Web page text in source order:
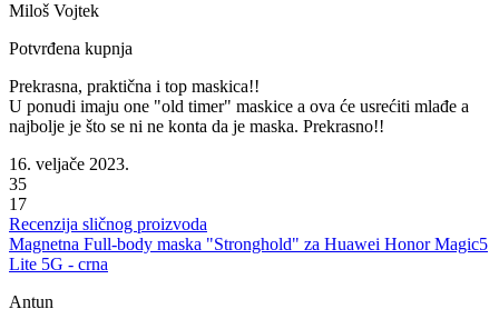
Miloš Vojtek
Potvrđena kupnja
Prekrasna, praktična i top maskica!!
U ponudi imaju one "old timer" maskice a ova će usrećiti mlađe a
najbolje je što se ni ne konta da je maska. Prekrasno!!
16. veljače 2023.
35
17
Recenzija sličnog proizvoda
Magnetna Full-body maska "Stronghold" za Huawei Honor Magic5
Lite 5G - crna
Antun